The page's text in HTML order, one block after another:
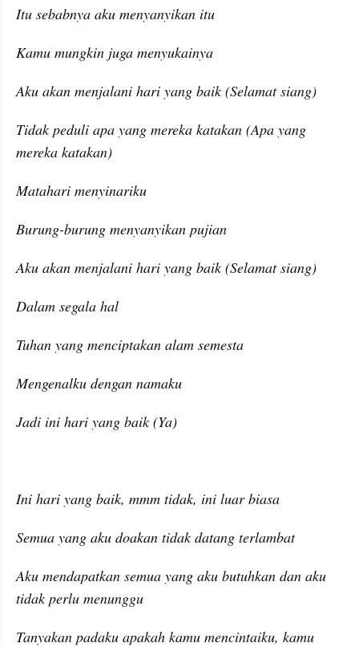
Itu sebabnya aku menyanyikan itu
Kamu mungkin juga menyukainya
Aku akan menjalani hari yang baik (Selamat siang)
Tidak peduli apa yang mereka katakan (Apa yang
mereka katakan)
Matahari menyinariku
Burung-burung menyanyikan pujian
Aku akan menjalani hari yang baik (Selamat siang)
Dalam segala hal
Tuhan yang menciptakan alam semesta
Mengenalku dengan namaku
Jadi ini hari yang baik (Ya)
Ini hari yang baik, mmm tidak, ini luar biasa
Semua yang aku doakan tidak datang terlambat
Aku mendapatkan semua yang aku butuhkan dan aku
tidak perlu menunggu
Tanyakan padaku apakah kamu mencintaiku, kamu